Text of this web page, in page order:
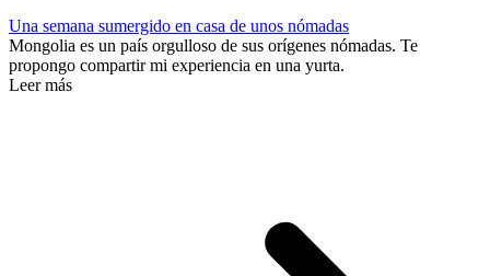
Una semana sumergido en casa de unos nómadas
Mongolia es un país orgulloso de sus orígenes nómadas. Te
propongo compartir mi experiencia en una yurta.
Leer más